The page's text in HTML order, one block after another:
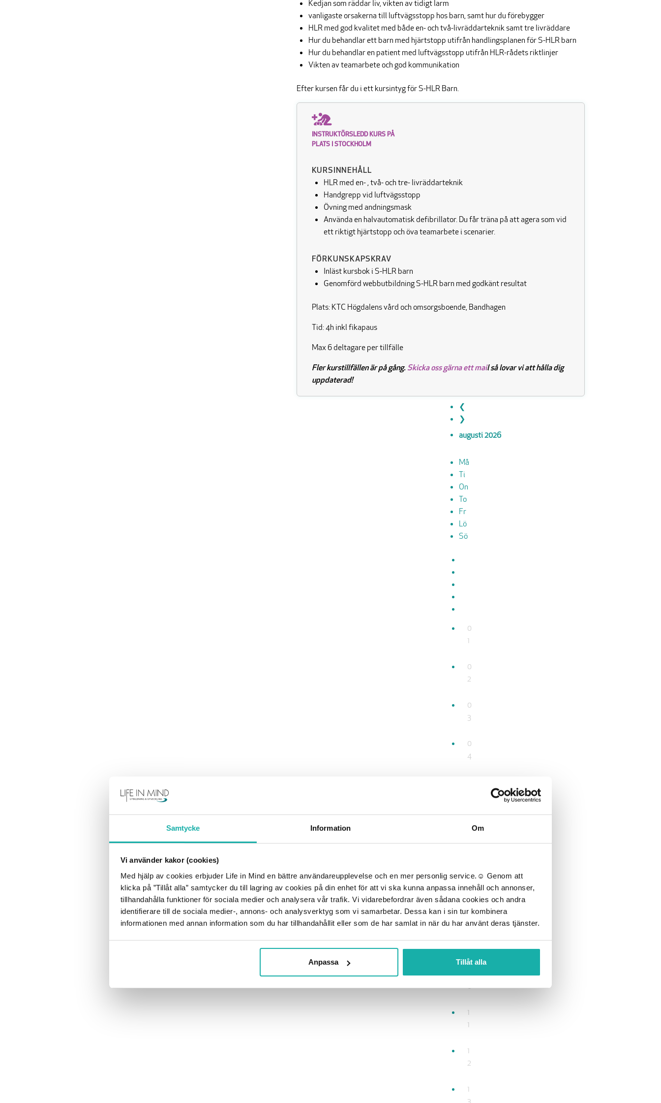
Samtycke Information Om
Vi använder kakor (cookies)
Med hjälp av cookies erbjuder Life in Mind en bättre användareupplevelse och en mer personlig service.☺︎ Genom att
klicka på ”Tillåt alla” samtycker du till lagring av cookies på din enhet för att vi ska kunna anpassa innehåll och annonser,
tillhandahålla funktioner för sociala medier och analysera vår trafik. Vi vidarebefordrar även sådana cookies och andra
identifierare till de sociala medier-, annons- och analysverktyg som vi samarbetar. Dessa kan i sin tur kombinera
informationen med annan information som du har tillhandahållit eller som de har samlat in när du har använt deras tjänster.
Anpassa Tillåt alla
Kedjan som räddar liv, vikten av tidigt larm
vanligaste orsakerna till luftvägsstopp hos barn, samt hur du förebygger
HLR med god kvalitet med både en- och två-livräddarteknik samt tre livräddare
Hur du behandlar ett barn med hjärtstopp utifrån handlingsplanen för S-HLR barn
Hur du behandlar en patient med luftvägsstopp utifrån HLR-rådets riktlinjer
Vikten av teamarbete och god kommunikation
Efter kursen får du i ett kursintyg för S-HLR Barn.
INSTRUKTÖRSLEDD KURS PÅ
PLATS I STOCKHOLM
KURSINNEHÅLL
HLR med en- , två- och tre- livräddarteknik
Handgrepp vid luftvägsstopp
Övning med andningsmask
Använda en halvautomatisk defibrillator. Du får träna på att agera som vid
ett riktigt hjärtstopp och öva teamarbete i scenarier.
FÖRKUNSKAPSKRAV
Inläst kursbok i S-HLR barn
Genomförd webbutbildning S-HLR barn med godkänt resultat
Plats: KTC Högdalens vård och omsorgsboende, Bandhagen
Tid: 4h inkl fikapaus
Max 6 deltagare per tillfälle
Fler kurstillfällen är på gång.Skicka oss gärna ett mail så lovar vi att hålla dig
uppdaterad!
❮
❯
augusti2026
Må
Ti
On
To
Fr
Lö
Sö
0
1
0
2
0
3
0
4
6
0
8
9
1
0
1
1
1
2
1